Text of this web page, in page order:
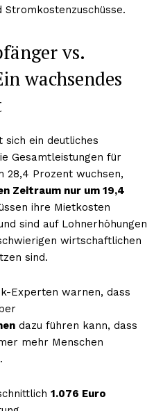
vs.
wachsendes
sich ein deutliches
Gesamtleistungen für
28,4 Prozent wuchsen,
Zeitraum nur um 19,4
ihre Mietkosten
sind auf Lohnerhöhungen
wirtschaftlichen
sind.
Experten warnen, dass
dazu führen kann, dass
mehr Menschen
1.076 Euro